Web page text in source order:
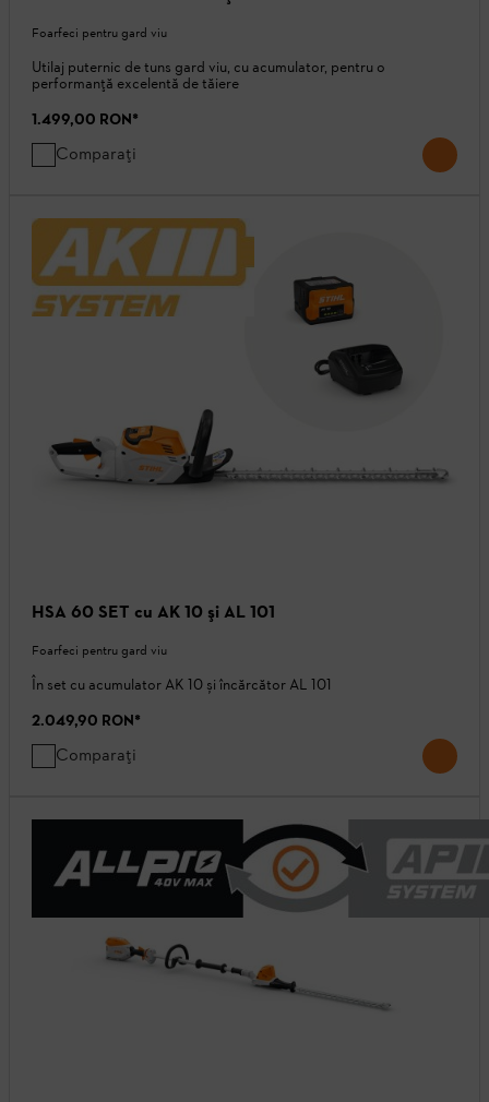
Foarfeci pentru gard viu
Utilaj puternic de tuns gard viu, cu acumulator, pentru o
performanță excelentă de tăiere
1.499,00 RON*
Comparați
HSA 60 SET cu AK 10 şi AL 101
Foarfeci pentru gard viu
În set cu acumulator AK 10 și încărcător AL 101
2.049,90 RON*
Comparați